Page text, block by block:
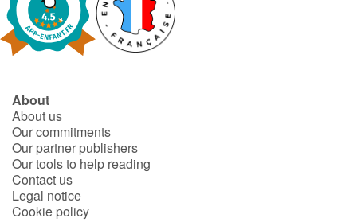
About
About us
Our commitments
Our partner publishers
Our tools to help reading
Contact us
Legal notice
Cookie policy